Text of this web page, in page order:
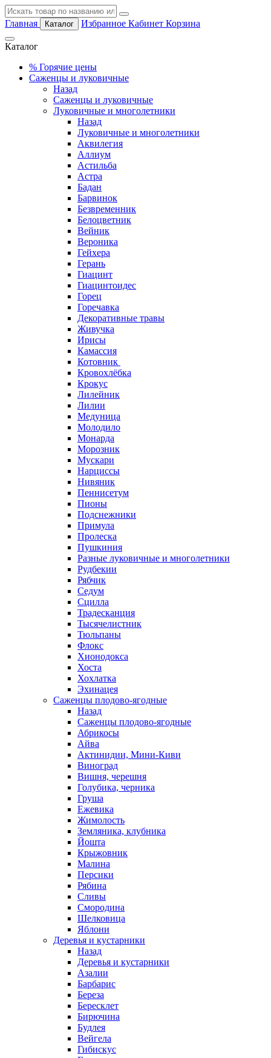
Главная Каталог Избранное Кабинет Корзина
Каталог
% Горячие цены
Саженцы и луковичные
Назад
Саженцы и луковичные
Луковичные и многолетники
Назад
Луковичные и многолетники
Аквилегия
Аллиум
Астильба
Астра
Бадан
Барвинок
Безвременник
Белоцветник
Вейник
Вероника
Гейхера
Герань
Гиацинт
Гиацинтоидес
Горец
Горечавка
Декоративные травы
Живучка
Ирисы
Камассия
Котовник
Кровохлёбка
Крокус
Лилейник
Лилии
Медуница
Молодило
Монарда
Морозник
Мускари
Нарциссы
Нивяник
Пеннисетум
Пионы
Подснежники
Примула
Пролеска
Пушкиния
Разные луковичные и многолетники
Рудбекии
Рябчик
Седум
Сцилла
Традесканция
Тысячелистник
Тюльпаны
Флокс
Хионодокса
Хоста
Хохлатка
Эхинацея
Саженцы плодово-ягодные
Назад
Саженцы плодово-ягодные
Абрикосы
Айва
Актинидии, Мини-Киви
Виноград
Вишня, черешня
Голубика, черника
Груша
Ежевика
Жимолость
Земляника, клубника
Йошта
Крыжовник
Малина
Персики
Рябина
Сливы
Смородина
Шелковица
Яблони
Деревья и кустарники
Назад
Деревья и кустарники
Азалии
Барбарис
Береза
Бересклет
Бирючина
Будлея
Вейгела
Гибискус